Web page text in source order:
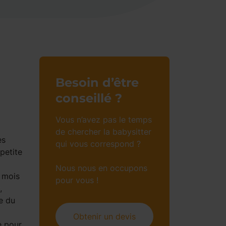
du
Besoin d’être
conseillé ?
Vous n’avez pas le temps
de chercher la babysitter
qui vous correspond ?
Nous nous en occupons
pour vous !
Obtenir un devis